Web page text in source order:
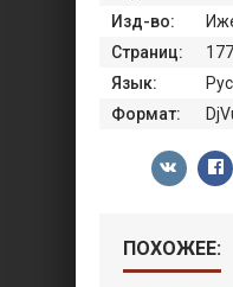
Изд-во:
Страниц:
177
Язык:
Формат:
ПОХОЖЕЕ: